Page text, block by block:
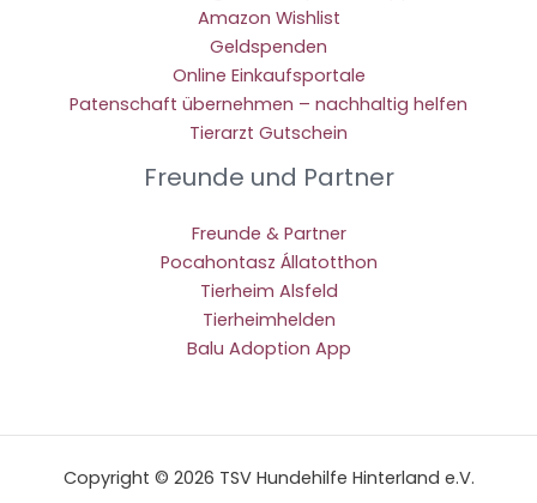
Amazon Wishlist
Geldspenden
Online Einkaufsportale
Patenschaft übernehmen – nachhaltig helfen
Tierarzt Gutschein
Freunde und Partner
Freunde & Partner
Pocahontasz Állatotthon
Tierheim Alsfeld
Tierheimhelden
Balu Adoption App
Copyright © 2026 TSV Hundehilfe Hinterland e.V.